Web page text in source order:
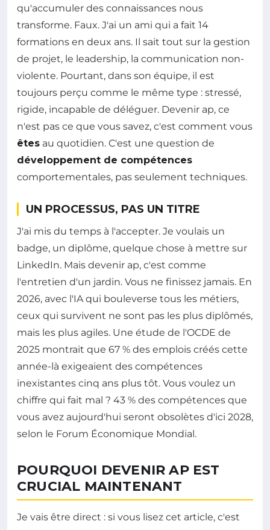
qu'accumuler des connaissances nous
transforme. Faux. J'ai un ami qui a fait 14
formations en deux ans. Il sait tout sur la gestion
de projet, le leadership, la communication non-
violente. Pourtant, dans son équipe, il est
toujours perçu comme le même type : stressé,
rigide, incapable de déléguer. Devenir ap, ce
n'est pas ce que vous savez, c'est comment vous
êtes au quotidien. C'est une question de
développement de compétences
comportementales, pas seulement techniques.
UN PROCESSUS, PAS UN TITRE
J'ai mis du temps à l'accepter. Je voulais un
badge, un diplôme, quelque chose à mettre sur
LinkedIn. Mais devenir ap, c'est comme
l'entretien d'un jardin. Vous ne finissez jamais. En
2026, avec l'IA qui bouleverse tous les métiers,
ceux qui survivent ne sont pas les plus diplômés,
mais les plus agiles. Une étude de l'OCDE de
2025 montrait que 67 % des emplois créés cette
année-là exigeaient des compétences
inexistantes cinq ans plus tôt. Vous voulez un
chiffre qui fait mal ? 43 % des compétences que
vous avez aujourd'hui seront obsolètes d'ici 2028,
selon le Forum Économique Mondial.
POURQUOI DEVENIR AP EST
CRUCIAL MAINTENANT
Je vais être direct : si vous lisez cet article, c'est